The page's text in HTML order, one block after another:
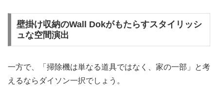
壁掛け収納のWall Dokがもたらすスタイリッシ
ュな空間演出
一方で、「掃除機は単なる道具ではなく、家の一部」と考
えるならダイソン一択でしょう。